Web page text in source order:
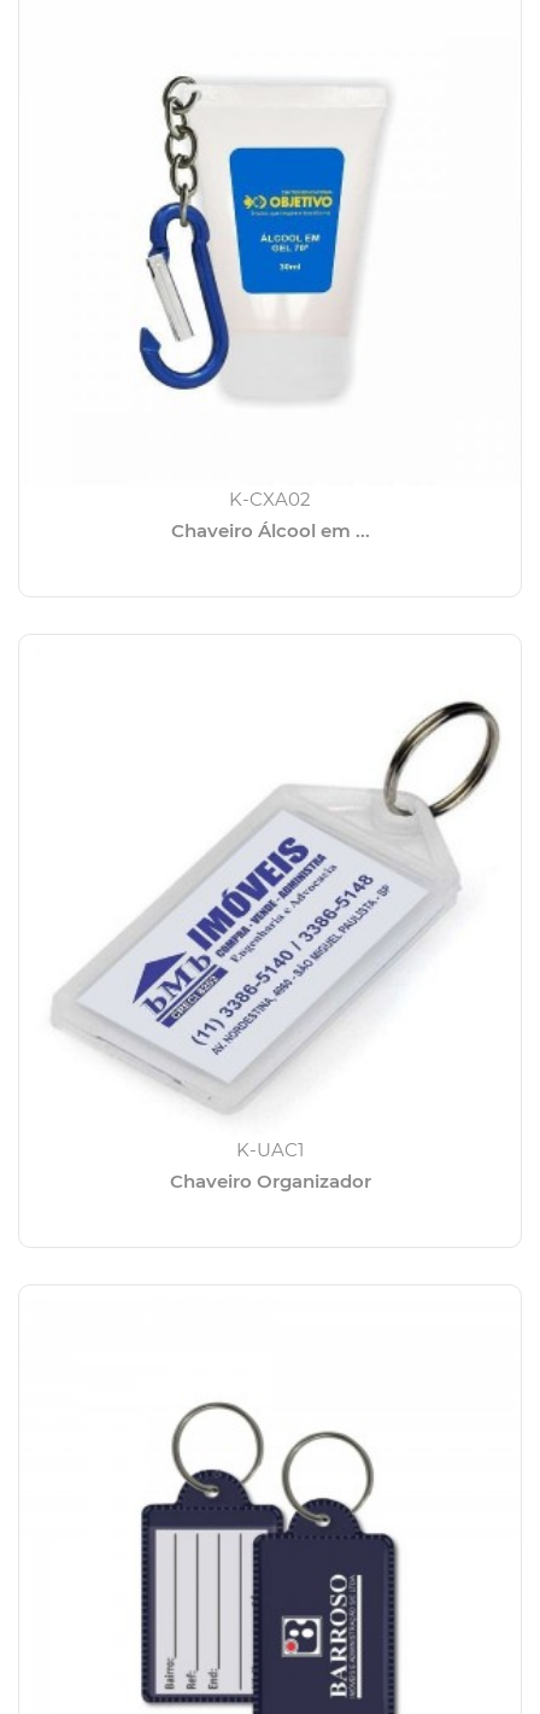
K-CXA02
Chaveiro Álcool em ...
K-UAC1
Chaveiro Organizador